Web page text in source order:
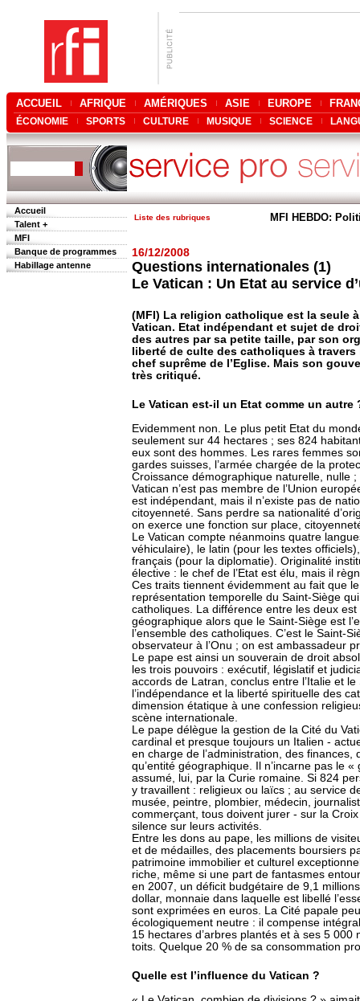
ACCUEIL AFRIQUE AMÉRIQUES ASIE EUROPE
ÉCONOMIE SPORTS CULTURE MUSIQUE SCIENCE
Accueil
Talent +
MFI
Banque de programmes
Habillage antenne
Liste des rubriques MFI HEBDO:
16/12/2008
Questions internationales (1)
Le Vatican : Un Etat au service
(MFI) La religion catholique est la seule
Vatican. Etat indépendant et sujet de
des autres par sa petite taille, par son
liberté de culte des catholiques à
chef suprême de l’Eglise. Mais son
très critiqué.
Le Vatican est-il un Etat comme un autre
Evidemment non. Le plus petit Etat du
seulement sur 44 hectares ; ses 824
eux sont des hommes. Les rares femmes
gardes suisses, l’armée chargée de la
Croissance démographique naturelle, nulle
Vatican n’est pas membre de l’Union
est indépendant, mais il n’existe pas de
citoyenneté. Sans perdre sa nationalité
on exerce une fonction sur place,
Le Vatican compte néanmoins quatre
véhiculaire), le latin (pour les textes
français (pour la diplomatie). Originalité
élective : le chef de l’Etat est élu, mais il
Ces traits tiennent évidemment au fait que
représentation temporelle du Saint-Siège
catholiques. La différence entre les deux
géographique alors que le Saint-Siège est
l’ensemble des catholiques. C’est le Saint-
observateur à l’Onu ; on est ambassadeur
Le pape est ainsi un souverain de droit
les trois pouvoirs : exécutif, législatif et
accords de Latran, conclus entre l’Italie et
l’indépendance et la liberté spirituelle des
dimension étatique à une confession
scène internationale.
Le pape délègue la gestion de la Cité du
cardinal et presque toujours un Italien -
en charge de l’administration, des
qu’entité géographique. Il n’incarne pas le
assumé, lui, par la Curie romaine. Si 824
y travaillent : religieux ou laïcs ; au service
musée, peintre, plombier, médecin,
commerçant, tous doivent jurer - sur la
silence sur leurs activités.
Entre les dons au pape, les millions de
et de médailles, des placements boursiers
patrimoine immobilier et culturel
riche, même si une part de fantasmes
en 2007, un déficit budgétaire de 9,1
dollar, monnaie dans laquelle est libellé
sont exprimées en euros. La Cité papale
écologiquement neutre : il compense
15 hectares d’arbres plantés et à ses 5
toits. Quelque 20 % de sa consommation
Quelle est l’influence du Vatican ?